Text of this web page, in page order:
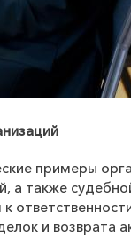
примеры
а также
и возврата